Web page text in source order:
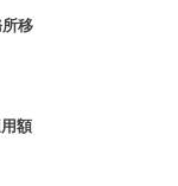
移
額